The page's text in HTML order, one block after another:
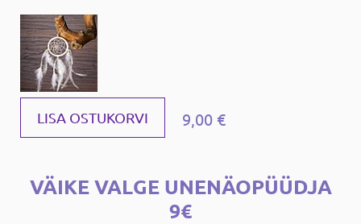
LISA OSTUKORVI 9,00 €
VÄIKE VALGE UNENÄOPÜÜDJA
9€